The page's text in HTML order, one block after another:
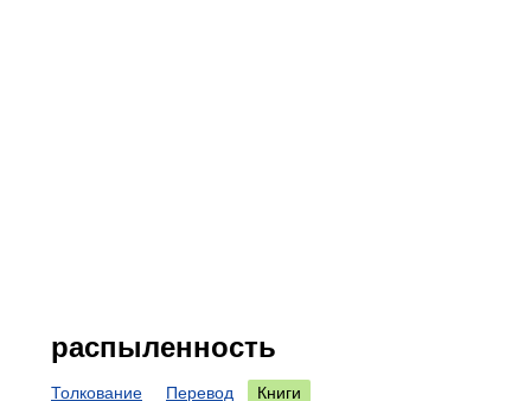
распыленность
Толкование Перевод
Книги